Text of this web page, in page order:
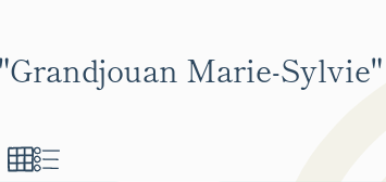
"Grandjouan Marie-Sylvie"